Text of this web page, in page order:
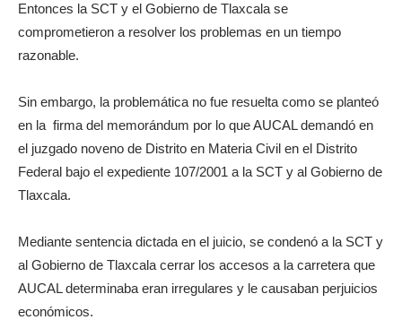
Entonces la SCT y el Gobierno de Tlaxcala se
comprometieron a resolver los problemas en un tiempo
razonable.
Sin embargo, la problemática no fue resuelta como se planteó
en la firma del memorándum por lo que AUCAL demandó en
el juzgado noveno de Distrito en Materia Civil en el Distrito
Federal bajo el expediente 107/2001 a la SCT y al Gobierno de
Tlaxcala.
Mediante sentencia dictada en el juicio, se condenó a la SCT y
al Gobierno de Tlaxcala cerrar los accesos a la carretera que
AUCAL determinaba eran irregulares y le causaban perjuicios
económicos.